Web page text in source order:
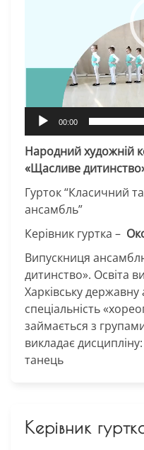
00:00
Народний художній
«Щасливе
Гурток “Класичний
ансамбль”
Керівник гуртка –
Випускниця
дитинство». Освіта
Харківську
спеціальність
займається з
викладає
танець
Керівник